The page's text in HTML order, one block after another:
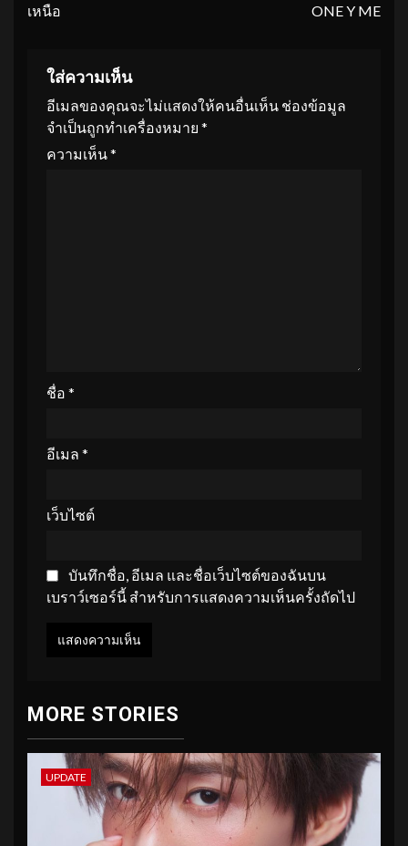
เหนือ
ONE Y ME
ใส่ความเห็น
อีเมลของคุณจะไม่แสดงให้คนอื่นเห็น ช่องข้อมูล
จำเป็นถูกทำเครื่องหมาย *
ความเห็น*
ชื่อ *
อีเมล *
เว็บไซต์
บันทึกชื่อ, อีเมล และชื่อเว็บไซต์ของฉันบน
เบราว์เซอร์นี้ สำหรับการแสดงความเห็นครั้งถัดไป
MORE STORIES
UPDATE